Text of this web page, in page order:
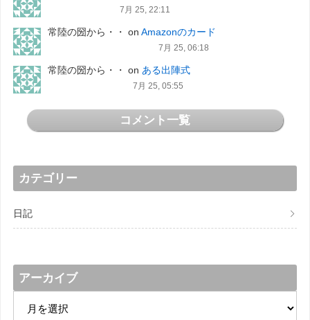
7月 25, 22:11
常陸の圀から・・ on Amazonのカード
7月 25, 06:18
常陸の圀から・・ on ある出陣式
7月 25, 05:55
コメント一覧
カテゴリー
日記
アーカイブ